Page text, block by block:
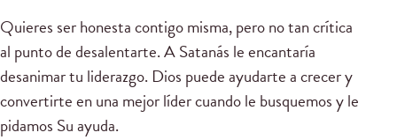
Quieres ser honesta contigo misma, pero no tan crítica
al punto de desalentarte. A Satanás le encantaría
desanimar tu liderazgo. Dios puede ayudarte a crecer y
convertirte en una mejor líder cuando le busquemos y le
pidamos Su ayuda.